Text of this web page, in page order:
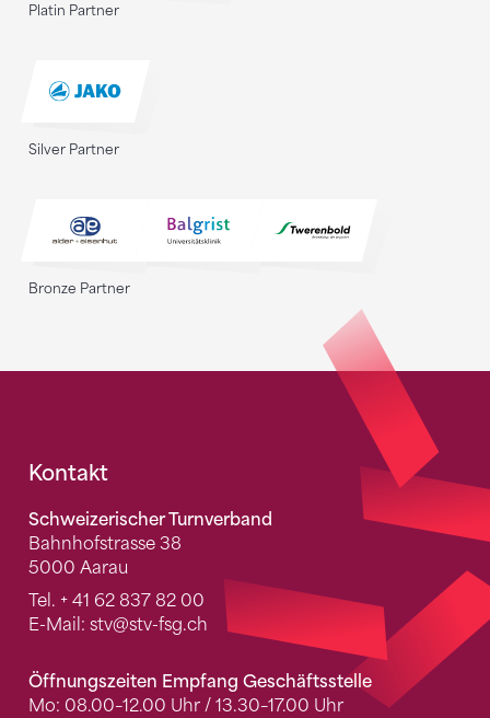
Platin Partner
Silver Partner
Bronze Partner
Fusszeile
Kontakt
Schweizerischer Turnverband
Bahnhofstrasse 38
5000 Aarau
Tel. + 41 62 837 82 00
E-Mail: stv@stv-fsg.ch
Öffnungszeiten Empfang Geschäftsstelle
Mo: 08.00–12.00 Uhr / 13.30–17.00 Uhr